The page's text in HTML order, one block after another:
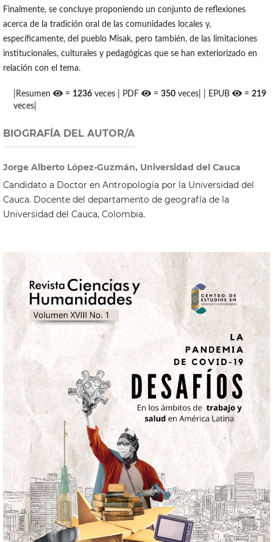
Finalmente, se concluye proponiendo un conjunto de reflexiones
acerca de la tradición oral de las comunidades locales y,
específicamente, del pueblo Misak, pero también, de las limitaciones
institucionales, culturales y pedagógicas que se han exteriorizado en
relación con el tema.
|Resumen = 1236 veces | PDF =350 veces| | EPUB =219
veces|
BIOGRAFÍA DEL AUTOR/A
Jorge Alberto López-Guzmán, Universidad del Cauca
Candidato a Doctor en Antropología por la Universidad del
Cauca. Docente del departamento de geografía de la
Universidad del Cauca, Colombia.